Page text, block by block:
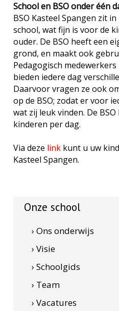
School en BSO onder één
BSO Kasteel Spangen zit
school, wat fijn is voor de
ouder. De BSO heeft een
grond, en maakt ook
Pedagogisch
bieden iedere dag
Daarvoor vragen ze ook
op de BSO; zodat er voor
wat zij leuk vinden. De
kinderen per dag.
Via deze link kunt u uw
Kasteel Spangen.
Onze school
› Ons onderwijs
› Visie
› Schoolgids
› Team
› Vacatures